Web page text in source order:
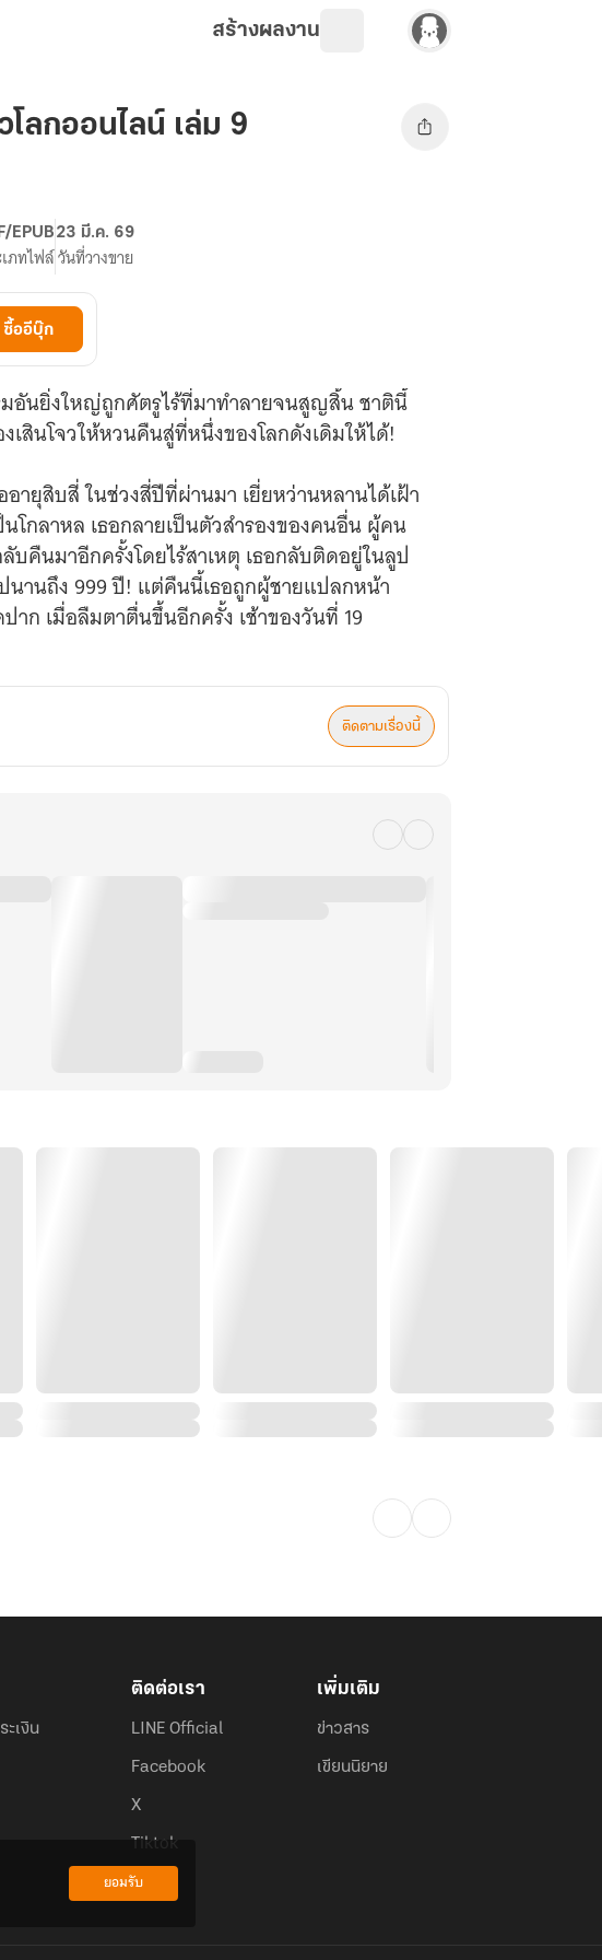
สร้างผลงาน
ลกออนไลน์ เล่ม 9
EPUB
ภทไฟล์
23 มี.ค. 69
วันที่วางขาย
ซื้ออีบุ๊ก
อันยิ่งใหญ่ถูกศัตรูไร้ที่มาทำลายจนสูญสิ้น ชาตินี้
สินโจวให้หวนคืนสู่ที่หนึ่งของโลกดังเดิมให้ได้!
ายุสิบสี่ ในช่วงสี่ปีที่ผ่านมา เยี่ยหว่านหลานได้เฝ้า
โกลาหล เธอกลายเป็นตัวสำรองของคนอื่น ผู้คน
คืนมาอีกครั้งโดยไร้สาเหตุ เธอกลับติดอยู่ในลูป
นานถึง 999 ปี! แต่คืนนี้เธอถูกผู้ชายแปลกหน้า
าก เมื่อลืมตาตื่นขึ้นอีกครั้ง เช้าของวันที่ 19
ติดตามเรื่องนี้
ะเงิน
ติดต่อเรา
LINE Official
Facebook
X
Tiktok
เพิ่มเติม
ข่าวสาร
เขียนนิยาย
ยอมรับ